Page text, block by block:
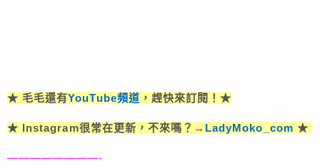
★ 毛毛還有YouTube頻道 ，趕快來訂閱！★
★ Instagram很常在更新，不來嗎？→ LadyMoko_com ★
————————-